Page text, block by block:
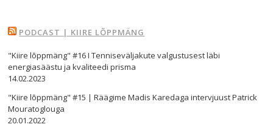
PODCAST | KIIRE LÕPPMÄNG
"Kiire lõppmäng" #16 I Tenniseväljakute valgustusest läbi
energiasäästu ja kvaliteedi prisma
14.02.2023
"Kiire lõppmäng" #15 | Räägime Madis Karedaga intervjuust Patrick
Mouratoglouga
20.01.2022